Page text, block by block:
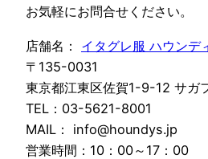
お気軽にお問合せください。
店舗名： イタグレ服 ハウンデ
〒135-0031
東京都江東区佐賀1-9-12 サガ
TEL：03-5621-8001
MAIL： info@houndys.jp
営業時間：10：00～17：00